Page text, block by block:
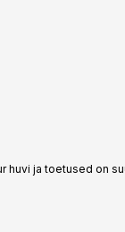
ja toetused on